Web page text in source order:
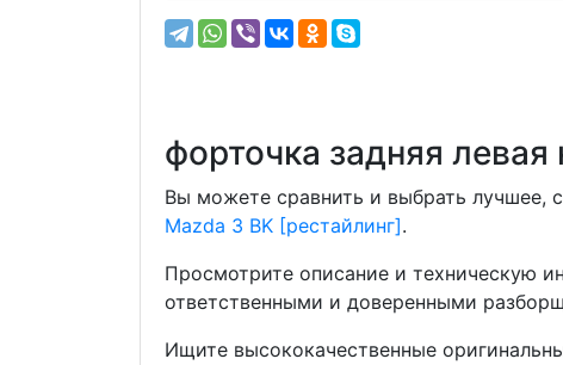
форточка задняя
Вы можете сравнить и выбрать лучшее,
Mazda 3 BK [рестайлинг].
Просмотрите описание и техническую
ответственными и доверенными
Ищите высококачественные